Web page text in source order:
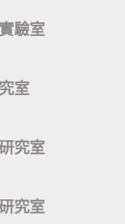
驗室
室
究室
究室